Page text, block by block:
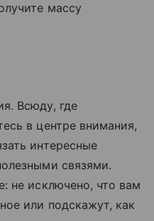
массу
Всюду, где
в центре внимания,
интересные
связями.
не исключено, что вам
или подскажут, как